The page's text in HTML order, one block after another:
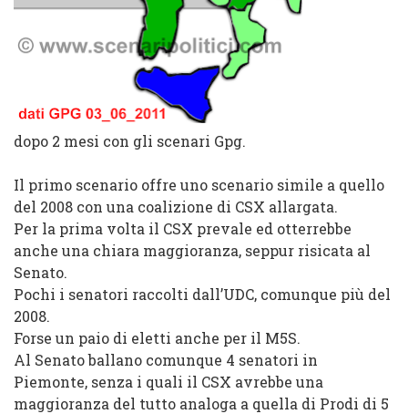
dopo 2 mesi con gli scenari Gpg.
Il primo scenario offre uno scenario simile a quello
del 2008 con una coalizione di CSX allargata.
Per la prima volta il CSX prevale ed otterrebbe
anche una chiara maggioranza, seppur risicata al
Senato.
Pochi i senatori raccolti dall’UDC, comunque più del
2008.
Forse un paio di eletti anche per il M5S.
Al Senato ballano comunque 4 senatori in
Piemonte, senza i quali il CSX avrebbe una
maggioranza del tutto analoga a quella di Prodi di 5